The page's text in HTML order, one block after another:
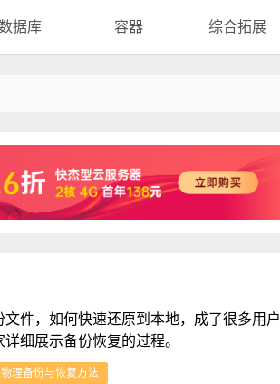
据库 容器 综合拓展
件，如何快速还原到本地，成了很多用户
细展示备份恢复的过程。
理备份与恢复方法